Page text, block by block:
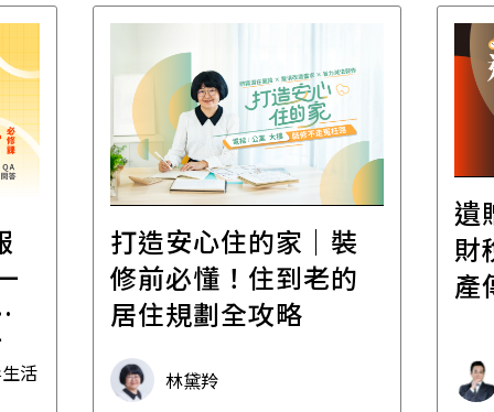
活
打造安心住的家｜裝
修前必懂！住到老的
居住規劃全攻略
林黛羚
遺
財
產